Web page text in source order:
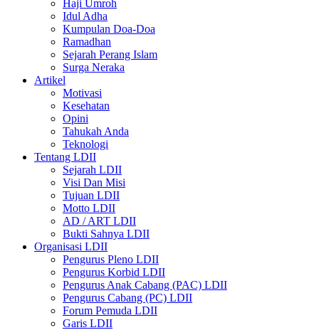
Haji Umroh
Idul Adha
Kumpulan Doa-Doa
Ramadhan
Sejarah Perang Islam
Surga Neraka
Artikel
Motivasi
Kesehatan
Opini
Tahukah Anda
Teknologi
Tentang LDII
Sejarah LDII
Visi Dan Misi
Tujuan LDII
Motto LDII
AD / ART LDII
Bukti Sahnya LDII
Organisasi LDII
Pengurus Pleno LDII
Pengurus Korbid LDII
Pengurus Anak Cabang (PAC) LDII
Pengurus Cabang (PC) LDII
Forum Pemuda LDII
Garis LDII